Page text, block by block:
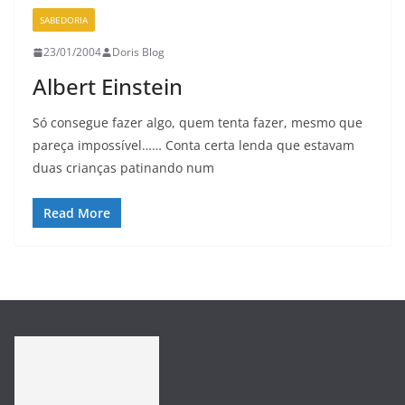
SABEDORIA
23/01/2004 Doris Blog
Albert Einstein
Só consegue fazer algo, quem tenta fazer, mesmo que
pareça impossível…… Conta certa lenda que estavam
duas crianças patinando num
Read More